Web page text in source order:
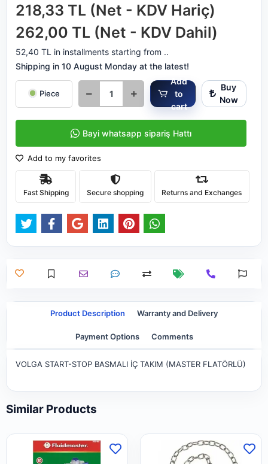
218,33 TL (Net - KDV Hariç)
262,00 TL (Net - KDV Dahil)
52,40 TL in installments starting from ..
Shipping in 10 August Monday at the latest!
Piece
Add
to
cart
Buy
Now
Bayi whatsapp sipariş Hattı
Add to my favorites
Fast Shipping Secure shopping Returns and Exchanges
Product Description Warranty and Delivery
Payment Options Comments
VOLGA START-STOP BASMALI İÇ TAKIM (MASTER FLATÖRLÜ)
Similar Products